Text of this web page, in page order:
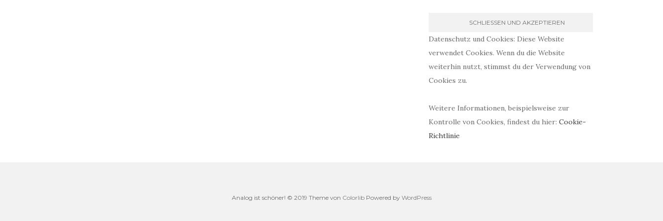
Datenschutz und Cookies: Diese Website
verwendet Cookies. Wenn du die Website
weiterhin nutzt, stimmst du der Verwendung von
Cookies zu.
Weitere Informationen, beispielsweise zur
Kontrolle von Cookies, findest du hier: Cookie-
Richtlinie
Analog ist schöner! © 2019 Theme von ColorlibPowered by WordPress